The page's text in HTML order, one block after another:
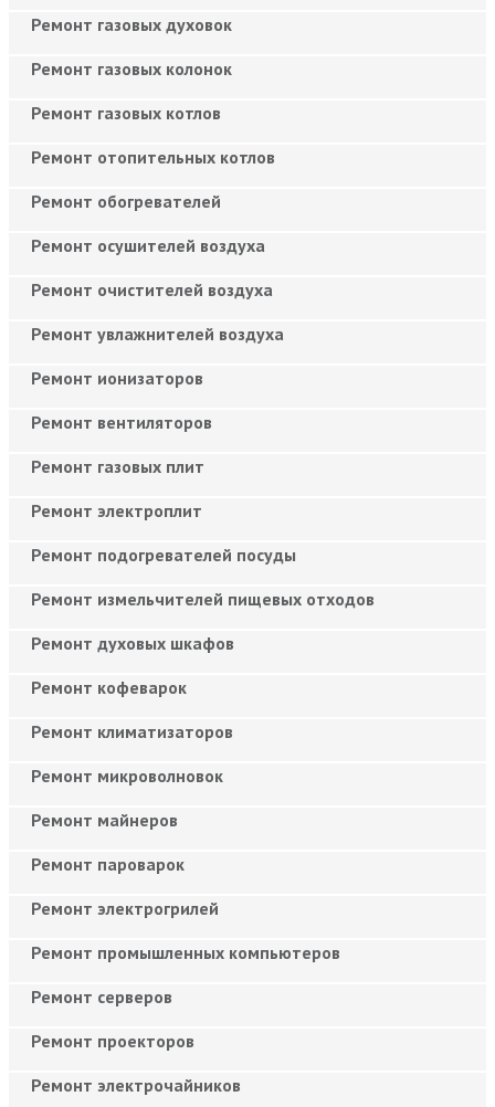
Ремонт газовых духовок
Ремонт газовых колонок
Ремонт газовых котлов
Ремонт отопительных котлов
Ремонт обогревателей
Ремонт осушителей воздуха
Ремонт очистителей воздуха
Ремонт увлажнителей воздуха
Ремонт ионизаторов
Ремонт вентиляторов
Ремонт газовых плит
Ремонт электроплит
Ремонт подогревателей посуды
Ремонт измельчителей пищевых отходов
Ремонт духовых шкафов
Ремонт кофеварок
Ремонт климатизаторов
Ремонт микроволновок
Ремонт майнеров
Ремонт пароварок
Ремонт электрогрилей
Ремонт промышленных компьютеров
Ремонт серверов
Ремонт проекторов
Ремонт электрочайников